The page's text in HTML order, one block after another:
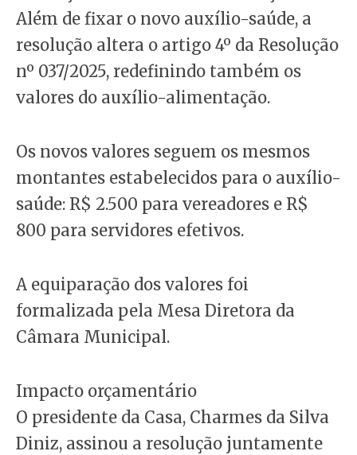
Além de fixar o novo auxílio-saúde, a
resolução altera o artigo 4º da Resolução
nº 037/2025, redefinindo também os
valores do auxílio-alimentação.
Os novos valores seguem os mesmos
montantes estabelecidos para o auxílio-
saúde: R$ 2.500 para vereadores e R$
800 para servidores efetivos.
A equiparação dos valores foi
formalizada pela Mesa Diretora da
Câmara Municipal.
Impacto orçamentário
O presidente da Casa, Charmes da Silva
Diniz, assinou a resolução juntamente